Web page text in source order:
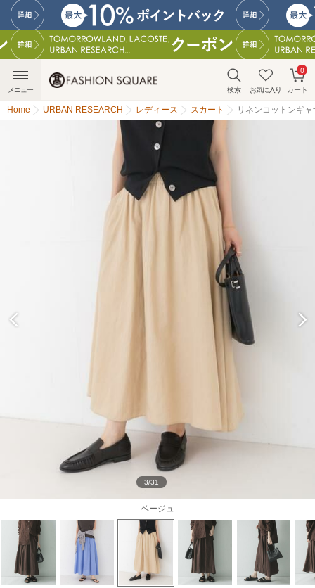
検索 お気に入り カート
0
メニュー
Home URBAN RESEARCH レディース スカート リネンコットンギ
ベージュ
3/31